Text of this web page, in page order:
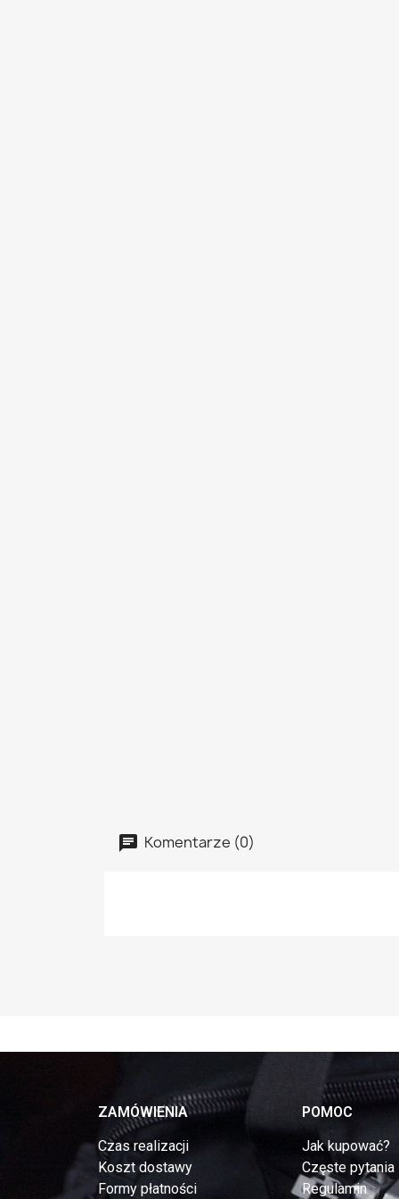
Komentarze (0)
ZAMÓWIENIA
Czas realizacji
Koszt dostawy
Formy płatności
POMOC
Jak kupować?
Częste pytania
Regulamin